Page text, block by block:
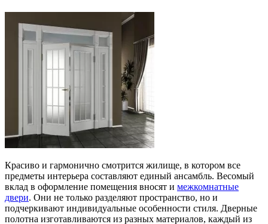
Красиво и гармонично смотрится жилище, в котором все
предметы интерьера составляют единый ансамбль. Весомый
вклад в оформление помещения вносят и межкомнатные
двери. Они не только разделяют пространство, но и
подчеркивают индивидуальные особенности стиля. Дверные
полотна изготавливаются из разных материалов, каждый из